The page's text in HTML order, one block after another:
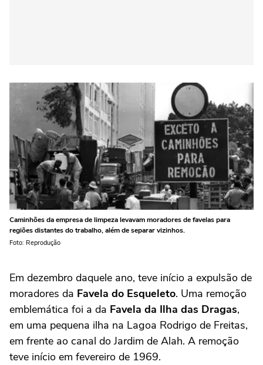
Caminhões da empresa de limpeza levavam moradores de favelas para
regiões distantes do trabalho, além de separar vizinhos.
Foto: Reprodução
Em dezembro daquele ano, teve início a expulsão de
moradores da Favela do Esqueleto. Uma remoção
emblemática foi a da Favela da Ilha das Dragas,
em uma pequena ilha na Lagoa Rodrigo de Freitas,
em frente ao canal do Jardim de Alah. A remoção
teve início em fevereiro de 1969.